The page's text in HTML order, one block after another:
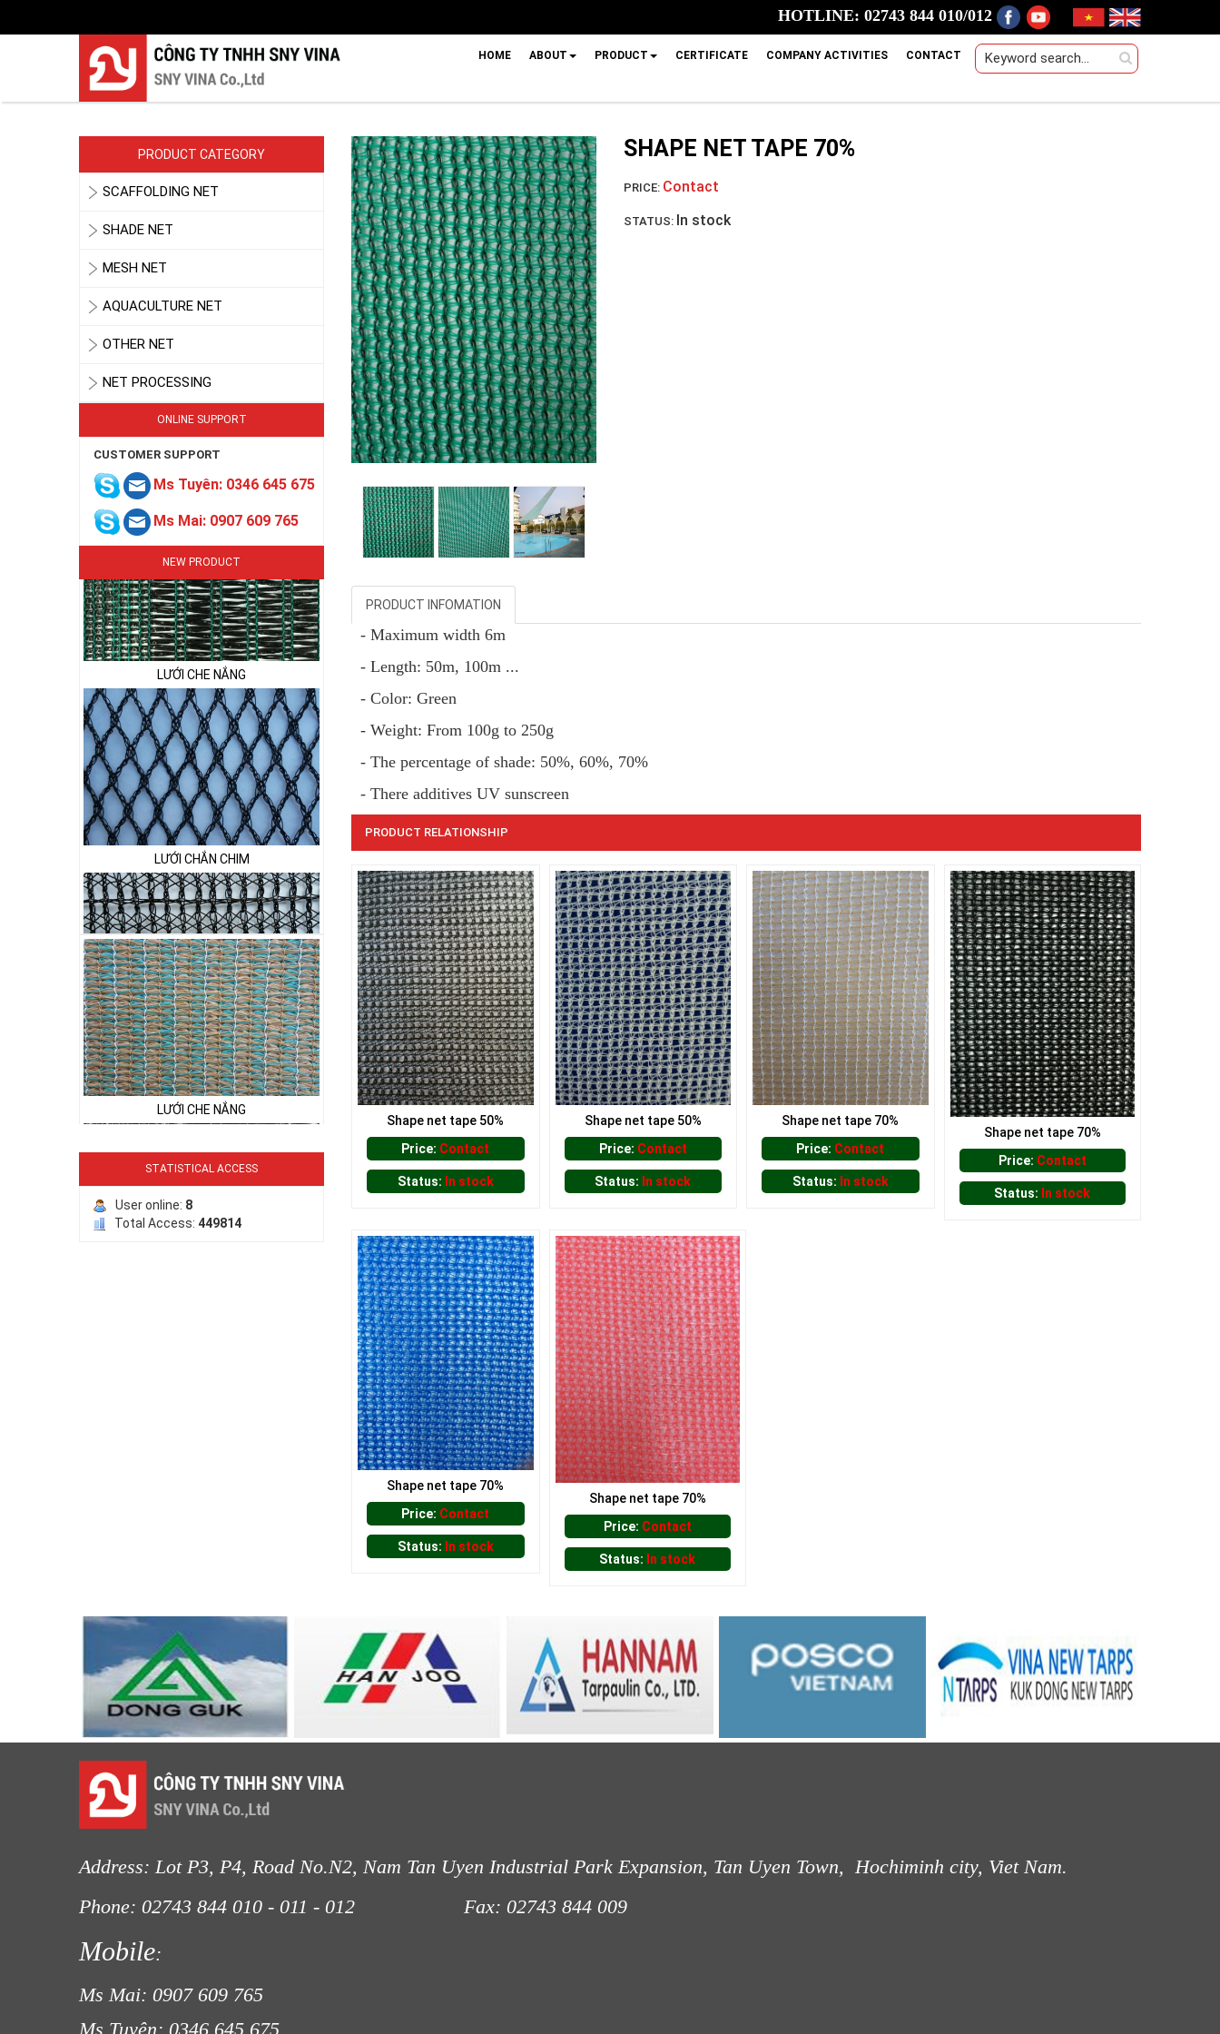
HOTLINE: 02743 844 010/012
HOME ABOUT PRODUCT CERTIFICATE COMPANY ACTIVITIES CONTACT
PRODUCT CATEGORY
SCAFFOLDING NET
SHADE NET
MESH NET
AQUACULTURE NET
OTHER NET
NET PROCESSING
ONLINE SUPPORT
CUSTOMER SUPPORT
Ms Tuyên: 0346 645 675
Ms Mai: 0907 609 765
NEW PRODUCT
LƯỚI CHE NẮNG
LƯỚI CHE NẮNG
LƯỚI CHẮN CHIM
LƯỚI PHƠI NÔNG SẢN
LƯỚI HÀNG RÀO HÌNH VUÔNG
LƯỚI CHẮN CÔN TRÙNG
LƯỚI CHẮN CÔN TRÙNG
LƯỚI CHE NẮNG
LƯỚI PHƠI NÔNG SẢN
LƯỚI NUÔI TRỒNG HẢI SẢN
STATISTICAL ACCESS
User online: 8
Total Access: 449814
SHAPE NET TAPE 70%
PRICE: Contact
STATUS: In stock
PRODUCT INFOMATION
- Maximum width 6m
- Length: 50m, 100m ...
- Color: Green
- Weight: From 100g to 250g
- The percentage of shade: 50%, 60%, 70%
- There additives UV sunscreen
PRODUCT RELATIONSHIP
Shape net tape 50%
Price: Contact
Status: In stock
Shape net tape 50%
Price: Contact
Status: In stock
Shape net tape 70%
Price: Contact
Status: In stock
Shape net tape 70%
Price: Contact
Status: In stock
Shape net tape 70%
Price: Contact
Status: In stock
Shape net tape 70%
Price: Contact
Status: In stock
Address: Lot P3, P4, Road No.N2, Nam Tan Uyen Industrial Park Expansion, Tan Uyen Town, Hochiminh city, Viet Nam.
Phone: 02743 844 010 - 011 - 012 Fax: 02743 844 009
Mobile:
Ms Mai: 0907 609 765
Ms Tuyên: 0346 645 675